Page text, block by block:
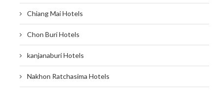
Chiang Mai Hotels
Chon Buri Hotels
kanjanaburi Hotels
Nakhon Ratchasima Hotels